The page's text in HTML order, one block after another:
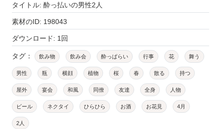
タイトル: 酔っ払いの男性2人
素材のID: 198043
ダウンロード: 1回
タグ： 飲み物 飲み会 酔っぱらい 行事 花 舞う
男性 瓶 横顔 植物 桜 春 散る 持つ
屋外 宴会 和風 同僚 友達 全身 人物
ビール ネクタイ ひらひら お酒 お花見 4月
2人